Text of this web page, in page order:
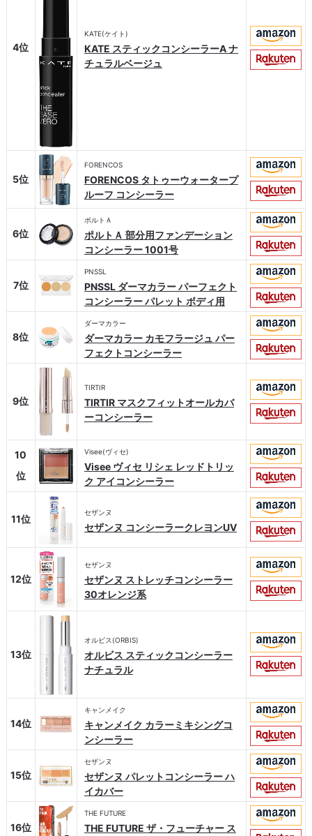
4位
KATE(ケイト)
KATE スティックコンシーラーA ナ
チュラルベージュ
5位
FORENCOS
FORENCOS タトゥーウォータープ
ルーフ コンシーラー
6位
ポルトＡ
ポルトＡ 部分用ファンデーション
コンシーラー 1001号
7位
PNSSL
PNSSL ダーマカラー パーフェクト
コンシーラー パレット ボディ用
8位
ダーマカラー
ダーマカラー カモフラージュ パー
フェクトコンシーラー
9位
TIRTIR
TIRTIR マスクフィットオールカバ
ーコンシーラー
10
位
Visee(ヴィセ)
Visee ヴィセ リシェ レッドトリッ
ク アイコンシーラー
11位
セザンヌ
セザンヌ コンシーラークレヨンUV
12位
セザンヌ
セザンヌ ストレッチコンシーラー
30オレンジ系
13位
オルビス(ORBIS)
オルビス スティックコンシーラー
ナチュラル
14位
キャンメイク
キャンメイク カラーミキシングコ
ンシーラー
15位
セザンヌ
セザンヌ パレットコンシーラー ハ
イカバー
16位
THE FUTURE
THE FUTURE ザ・フューチャー ス